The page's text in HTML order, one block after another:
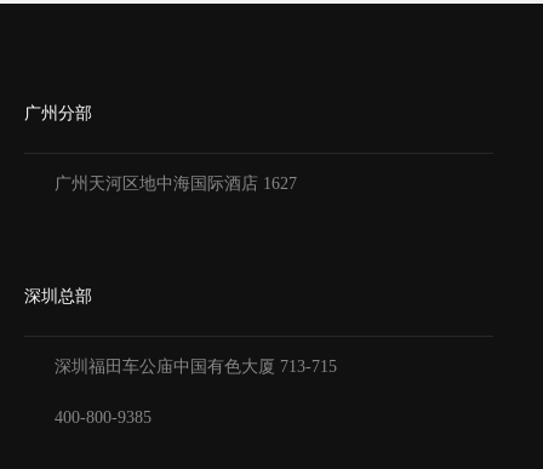
广州分部
广州天河区地中海国际酒店 1627
深圳总部
深圳福田车公庙中国有色大厦 713-715
400-800-9385